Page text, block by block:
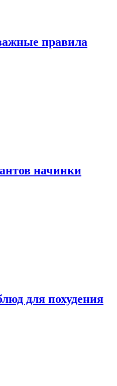
правила
начинки
для похудения